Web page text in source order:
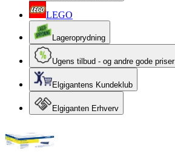
LEGO
Lageroprydning
Ugens tilbud - og andre gode priser
Elgigantens Kundeklub
Elgiganten Erhverv